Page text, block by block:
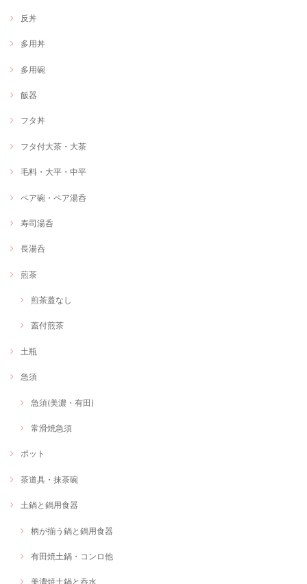
反丼
多用丼
多用碗
飯器
フタ丼
フタ付大茶・大茶
毛料・大平・中平
ペア碗・ペア湯呑
寿司湯呑
長湯呑
煎茶
煎茶蓋なし
蓋付煎茶
土瓶
急須
急須(美濃・有田)
常滑焼急須
ポット
茶道具・抹茶碗
土鍋と鍋用食器
柄が揃う鍋と鍋用食器
有田焼土鍋・コンロ他
美濃焼土鍋と呑水